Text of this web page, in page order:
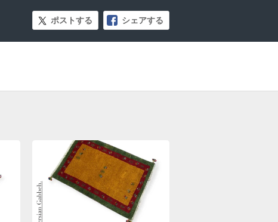
ポストする シェアする